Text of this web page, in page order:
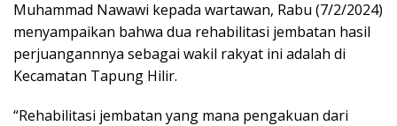
Muhammad Nawawi kepada wartawan, Rabu (7/2/2024)
menyampaikan bahwa dua rehabilitasi jembatan hasil
perjuangannnya sebagai wakil rakyat ini adalah di
Kecamatan Tapung Hilir.
“Rehabilitasi jembatan yang mana pengakuan dari